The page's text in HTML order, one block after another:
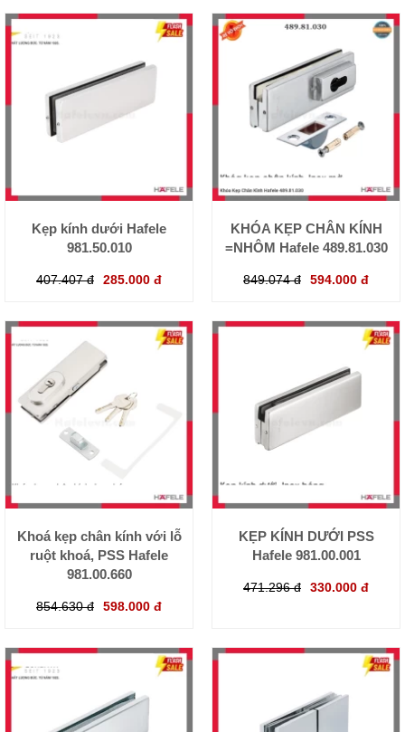
Kẹp kính dưới Hafele
981.50.010
407.407 đ 285.000 đ
KHÓA KẸP CHÂN KÍNH
=NHÔM Hafele 489.81.030
849.074 đ 594.000 đ
Khoá kẹp chân kính với lỗ
ruột khoá, PSS Hafele
981.00.660
854.630 đ 598.000 đ
KẸP KÍNH DƯỚI PSS
Hafele 981.00.001
471.296 đ 330.000 đ